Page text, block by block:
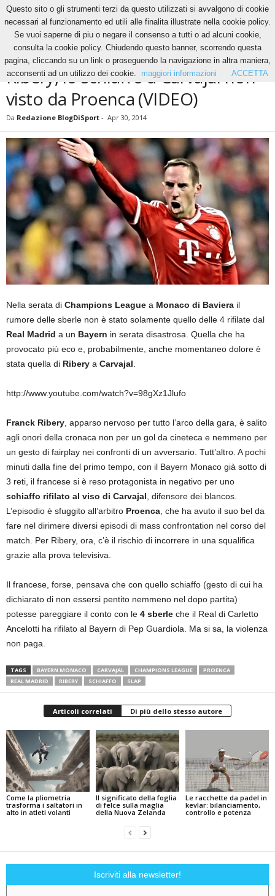
News Ribery, lo schiaffo a Carvajal non visto da Proenca (VIDEO)
NEWS
Ribery, lo schiaffo a Carvajal non
visto da Proenca (VIDEO)
Da Redazione BlogDiSport - Apr 30, 2014
Nella serata di Champions League a Monaco di Baviera il
rumore delle sberle non è stato solamente quello delle 4 rifilate dal
Real Madrid a un Bayern in serata disastrosa. Quella che ha
provocato più eco e, probabilmente, anche momentaneo dolore è
stata quella di Ribery a Carvajal
http://www.youtube.com/watch?v=98gXz1Jlufo
Franck Ribery , apparso nervoso per tutto l’arco della gara, è salito
agli onori della cronaca non per un gol da cineteca e nemmeno per
un gesto di fairplay nei confronti di un avversario. Tutt’altro. A pochi
minuti dalla fine del primo tempo, con il Bayern Monaco già sotto di
3 reti, il francese si è reso protagonista in negativo per uno
schiaffo rifilato al viso di Carvajal , difensore dei blancos.
L’episodio è sfuggito all’arbitro Proenca , che ha avuto il suo bel da
fare nel dirimere diversi episodi di mass confrontation nel corso del
match. Per Ribery, ora, c’è il rischio di incorrere in una squalifica
grazie alla prova televisiva.
Il francese, forse, pensava che con quello schiaffo (gesto di cui ha
dichiarato di non essersi pentito nemmeno nel dopo partita)
potesse pareggiare il conto con le 4 sberle che il Real di Carletto
Ancelotti ha rifilato al Bayern di Pep Guardiola. Ma si sa, la violenza
non paga.
TAGS BAYERN MONACO CARVAJAL CHAMPIONS LEAGUE
PROENCA
REAL MADRID
RIBERY SCHIAFFO SLAP
Articoli correlati Di più dello stesso autore
Come la pliometria
trasforma i saltatori in
alto in atleti volanti
Il significato della foglia
di felce sulla maglia
della Nuova Zelanda
Le racchette da padel in
kevlar: bilanciamento,
controllo e potenza
Iscriviti alla newsletter!
Questo sito o gli strumenti terzi da questo utilizzati si avvalgono di cookie
necessari al funzionamento ed utili alle finalita illustrate nella cookie policy.
Se vuoi saperne di piu o negare il consenso a tutti o ad alcuni cookie,
consulta la cookie policy. Chiudendo questo banner, scorrendo questa
pagina, cliccando su un link o proseguendo la navigazione in altra maniera,
acconsenti ad un utilizzo dei cookie.
maggiori informazioni ACCETTA